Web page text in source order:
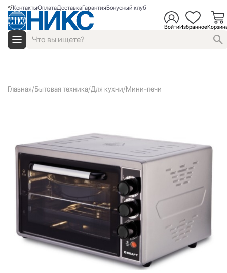
КонтактыОплатаДоставкаГарантияБонусный клуб
ВойтиИзбранное
Главная Бытовая техника Для кухни Мини-печи